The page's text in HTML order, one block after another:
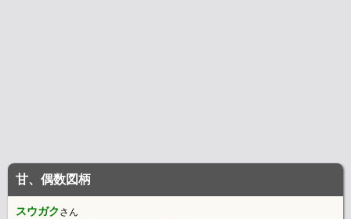
甘、偶数図柄
スウガク さん